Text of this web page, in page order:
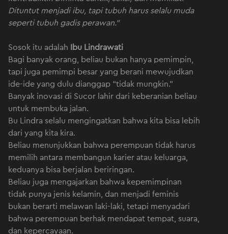
Dituntut menjadi ibu, tapi tubuh harus selalu muda
seperti tubuh gadis perawan.”
Sosok itu adalah
Ibu Lindrawati
Bagi banyak orang, beliau bukan hanya pemimpin,
tapi juga pemimpi besar yang berani mewujudkan
ide-ide yang dulu dianggap “tidak mungkin.”
Banyak inovasi di Sucor lahir dari keberanian beliau
untuk membuka jalan.
Bu Lindra selalu mengingatkan bahwa kita bisa lebih
dari yang kita kira.
Beliau menunjukkan bahwa perempuan tidak harus
memilih antara membangun karier atau keluarga,
keduanya bisa berjalan beriringan.
Beliau juga mengajarkan bahwa kepemimpinan
tidak punya jenis kelamin, dan menjadi feminis
bukan berarti melawan laki-laki, tetapi menyadari
bahwa perempuan berhak mendapat tempat, suara,
dan kepercayaan.